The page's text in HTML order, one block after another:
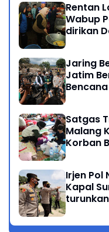
Rentan
Wabup
dirikan
Jaring
Jatim
Satgas
Malang
Korban
Irjen Pol
Kapal